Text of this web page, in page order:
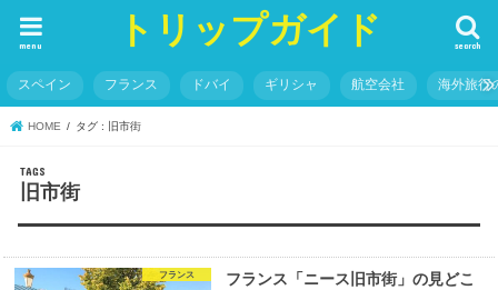
トリップガイド search
menu
スペイン フランス ドバイ ギリシャ 航空会社 海外旅行
HOME タグ : 旧市街
旧市街
フランス
フランス「ニース旧市街」の見どこ